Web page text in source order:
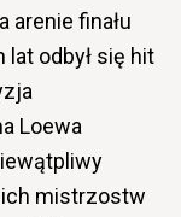
arenie finału
odbył się hit
Loewa
mistrzostw